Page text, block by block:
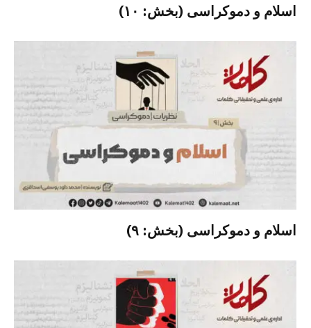
اسلام و دموکراسی (بخش: ۱۰)
اسلام و دموکراسی (بخش: ۹)